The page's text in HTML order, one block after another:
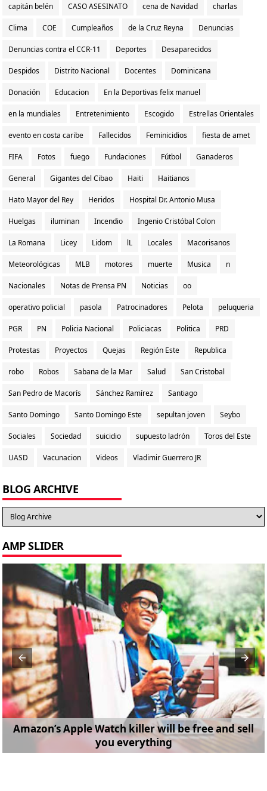
capitán belén CASO ASESINATO cena de Navidad charlas
Clima COE Cumpleaños de la Cruz Reyna Denuncias
Denuncias contra el CCR-11 Deportes Desaparecidos
Despidos Distrito Nacional Docentes Dominicana
Donación Educacion En la Deportivas felix manuel
en la mundiales Entretenimiento Escogido Estrellas Orientales
evento en costa caribe Fallecidos Feminicidios fiesta de amet
FIFA Fotos fuego Fundaciones Fútbol Ganaderos
General Gigantes del Cibao Haiti Haitianos
Hato Mayor del Rey Heridos Hospital Dr. Antonio Musa
Huelgas iluminan Incendio Ingenio Cristóbal Colon
La Romana Licey Lidom lL Locales Macorisanos
Meteorológicas MLB motores muerte Musica n
Nacionales Notas de Prensa PN Noticias oo
operativo policial pasola Patrocinadores Pelota peluqueria
PGR PN Policia Nacional Policiacas Politica PRD
Protestas Proyectos Quejas Región Este Republica
robo Robos Sabana de la Mar Salud San Cristobal
San Pedro de Macorís Sánchez Ramírez Santiago
Santo Domingo Santo Domingo Este sepultan joven Seybo
Sociales Sociedad suicidio supuesto ladrón Toros del Este
UASD Vacunacion Videos Vladimir Guerrero JR
BLOG ARCHIVE
AMP SLIDER
Amazon’s Apple Watch killer will be free and sell
you everything